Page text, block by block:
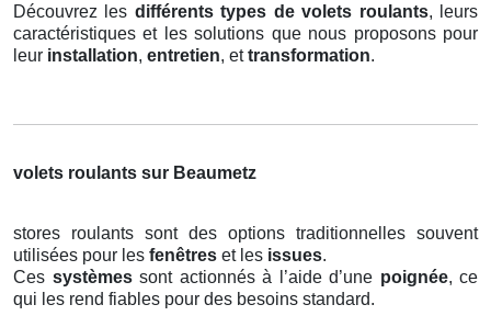
Découvrez les différents types de volets roulants, leurs
caractéristiques et les solutions que nous proposons pour
leur installation, entretien, ettransformation.
volets roulants sur Beaumetz
stores roulants sont des options traditionnelles souvent
utilisées pour les fenêtres et les issues.
Ces systèmessont actionnés à l’aide d’une poignée, ce
qui les rend fiables pour des besoins standard.